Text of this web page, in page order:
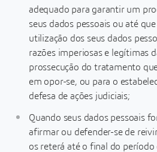
adequado para garantir um
seus dados pessoais ou até
utilização dos seus dados
razões imperiosas e legítimas
prossecução do tratamento
em opor-se, ou para o
defesa de ações judiciais;
Quando seus dados pessoais
afirmar ou defender-se de
os reterá até o final do